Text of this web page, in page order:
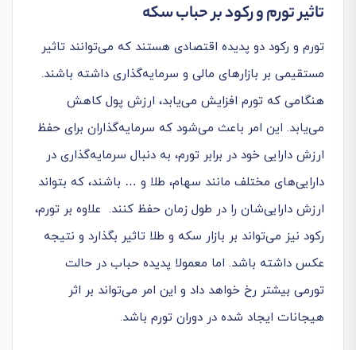
تاثیر تورم و رکود بر حباب سکه
تورم و رکود دو پدیده اقتصادی هستند که می‌توانند تاثیر
مستقیمی بر بازارهای مالی و سرمایه‌گذاری داشته باشند.
هنگامی که تورم افزایش می‌یابد، ارزش پول کاهش
می‌یابد. این امر باعث می‌شود که سرمایه‌گذاران برای حفظ
ارزش دارایی خود در برابر تورم، به دنبال سرمایه‌گذاری در
دارایی‌های مختلف مانند سهام، طلا و … باشند، که بتواند
ارزش دارایی‌شان را در طول زمان حفظ کنند. ‌ علاوه بر تورم،
رکود نیز می‌تواند بر بازار سکه و طلا تاثیر بگذارد و نتیجه
عکس داشته باشد. اما معمولا پدیده حباب در حالت
تورمی بیشتر رخ خواهد داد و این امر می‌تواند بر اثر
هیجانات ایجاد شده در دوران تورم باشد.